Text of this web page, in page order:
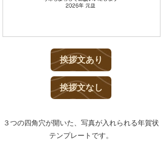
挨拶文あり
挨拶文なし
３つの四角穴が開いた、写真が入れられる年賀状
テンプレートです。